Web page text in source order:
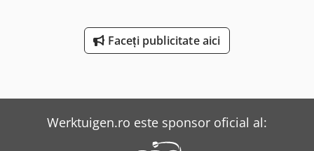
Faceți publicitate aici
Werktuigen.ro este sponsor oficial al: